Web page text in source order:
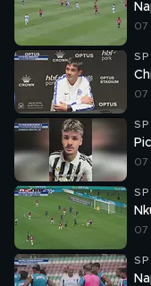
07
07
07
07